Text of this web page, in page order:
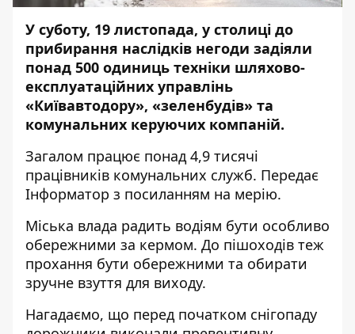
У суботу, 19 листопада, у столиці до
прибирання наслідків негоди задіяли
понад 500 одиниць техніки шляхово-
експлуатаційних управлінь
«Київавтодору», «зеленбудів» та
комунальних керуючих компаній.
Загалом працює понад 4,9 тисячі
працівників комунальних служб. Передає
Інформатор з посиланням на мерію.
Міська влада радить водіям бути особливо
обережними за кермом. До пішоходів теж
прохання бути обережними та обирати
зручне взуття для виходу.
Нагадаємо, що перед початком снігопаду